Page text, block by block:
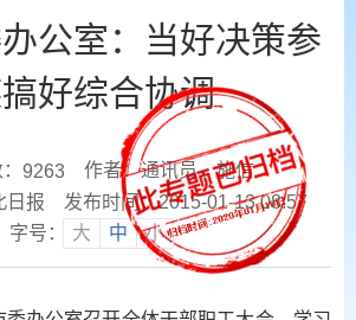
公室：当好决策参
好综合协调
9263
作者：通讯员 施信
日报
发布时间：2015-01-13 08:57
字号：
大 中 小